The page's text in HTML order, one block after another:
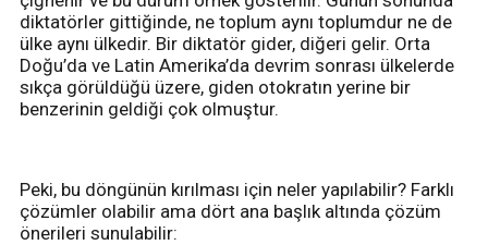
diktatörler gittiğinde, ne toplum aynı toplumdur ne de
ülke aynı ülkedir. Bir diktatör gider, diğeri gelir. Orta
Doğu’da ve Latin Amerika’da devrim sonrası ülkelerde
sıkça görüldüğü üzere, giden otokratın yerine bir
benzerinin geldiği çok olmuştur.
Peki, bu döngünün kırılması için neler yapılabilir? Farklı
çözümler olabilir ama dört ana başlık altında çözüm
önerileri sunulabilir: